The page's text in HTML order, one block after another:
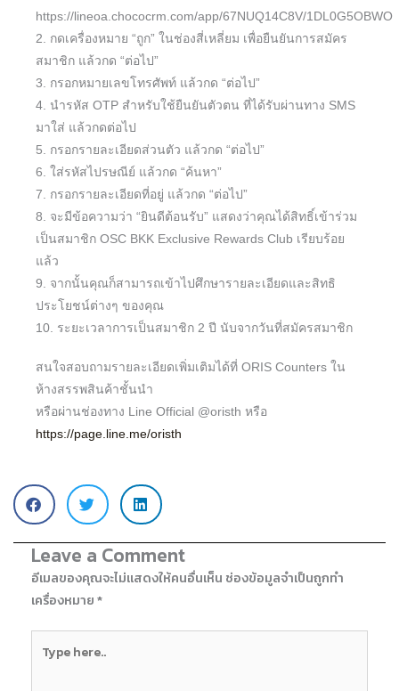
https://lineoa.chococrm.com/app/67NUQ14C8V/1DL0G5OBWO
2. กดเครื่องหมาย “ถูก” ในช่องสี่เหลี่ยม เพื่อยืนยันการสมัคร
สมาชิก แล้วกด “ต่อไป”
3. กรอกหมายเลขโทรศัพท์ แล้วกด “ต่อไป”
4. นำรหัส OTP สำหรับใช้ยืนยันตัวตน ที่ได้รับผ่านทาง SMS
มาใส่ แล้วกดต่อไป
5. กรอกรายละเอียดส่วนตัว แล้วกด “ต่อไป”
6. ใส่รหัสไปรษณีย์ แล้วกด “ค้นหา”
7. กรอกรายละเอียดที่อยู่ แล้วกด “ต่อไป”
8. จะมีข้อความว่า “ยินดีต้อนรับ” แสดงว่าคุณได้สิทธิ์เข้าร่วม
เป็นสมาชิก OSC BKK Exclusive Rewards Club เรียบร้อย
แล้ว
9. จากนั้นคุณก็สามารถเข้าไปศึกษารายละเอียดและสิทธิ
ประโยชน์ต่างๆ ของคุณ
10. ระยะเวลาการเป็นสมาชิก 2 ปี นับจากวันที่สมัครสมาชิก
สนใจสอบถามรายละเอียดเพิ่มเติมได้ที่ ORIS Counters ใน
ห้างสรรพสินค้าชั้นนำ
หรือผ่านช่องทาง Line Official @oristh หรือ
https://page.line.me/oristh
Leave a Comment
อีเมลของคุณจะไม่แสดงให้คนอื่นเห็น ช่องข้อมูลจำเป็นถูกทำ
เครื่องหมาย*
here..